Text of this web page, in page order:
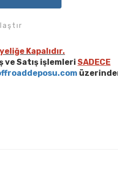
Kapalıdır.
ve Satış işlemleriSADECE